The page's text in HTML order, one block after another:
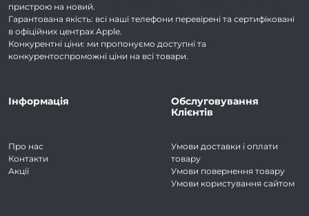
пристрою на новий.
Гарантована якість: всі наші телефони перевірені та сертифіковані
в офіційних центрах Apple.
Конкурентні ціни: ми пропонуємо доступні та
конкурентоспроможні ціни на всі товари.
Інформація
Про нас
Контакти
Акції
Обслуговування
Клієнтів
Умови доставки і оплати
товару
Умови повернення товару
Умови користування сайтом